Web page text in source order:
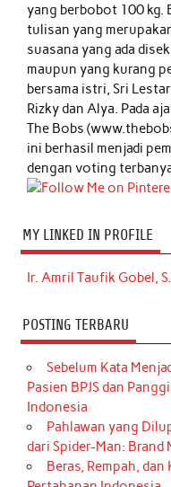
yang berbobot 100 kg.
tulisan yang
suasana yang ada
maupun yang kurang
bersama istri, Sri
Rizky dan Alya. Pada
The Bobs
ini berhasil menjadi
dengan voting
MY LINKED IN PROFILE
Ir. Amril Taufik Gobel,
POSTING TERBARU
Sebelum Kata
Pasien BPJS dan
Indonesia
Pahlawan yang
dari Spider-Man: Brand
Beras, Rempah,